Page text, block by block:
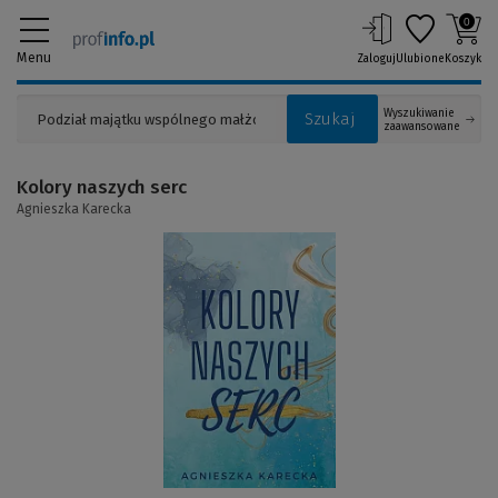
Menu
Szukaj
Wyszukiwanie
zaawansowane
ZalogujUlubione
0
Koszyk
(Link
innej
strony)
Kolory naszych serc
Agnieszka Karecka